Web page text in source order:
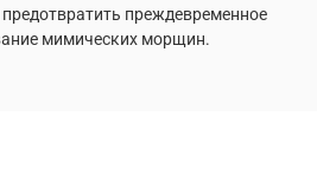
преждевременное
мимических морщин.